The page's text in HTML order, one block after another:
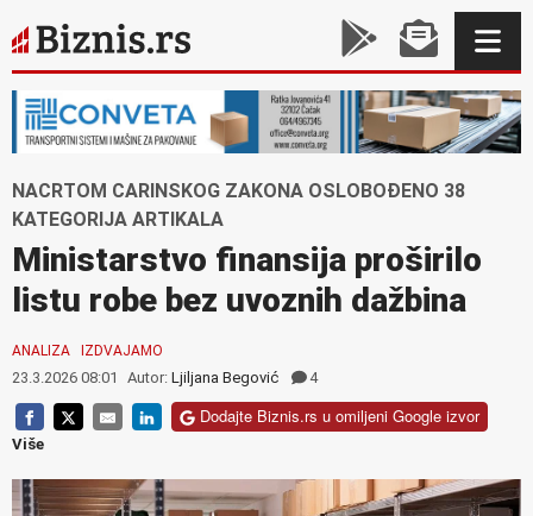
NACRTOM CARINSKOG ZAKONA OSLOBOĐENO 38
KATEGORIJA ARTIKALA
Ministarstvo finansija proširilo
listu robe bez uvoznih dažbina
ANALIZA IZDVAJAMO
23.3.2026 08:01 Autor: Ljiljana Begović 4
Dodajte Biznis.rs u omiljeni Google izvor
Više